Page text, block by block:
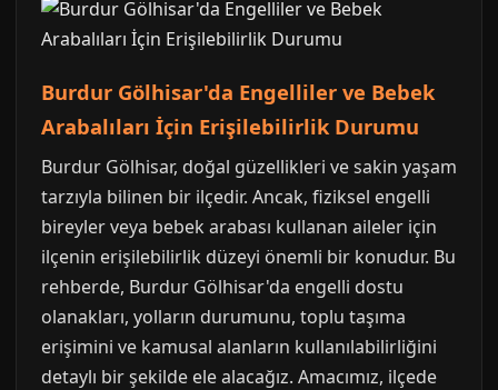
Burdur Gölhisar'da Engelliler ve Bebek
Arabalıları İçin Erişilebilirlik Durumu
Burdur Gölhisar, doğal güzellikleri ve sakin yaşam
tarzıyla bilinen bir ilçedir. Ancak, fiziksel engelli
bireyler veya bebek arabası kullanan aileler için
ilçenin erişilebilirlik düzeyi önemli bir konudur. Bu
rehberde, Burdur Gölhisar'da engelli dostu
olanakları, yolların durumunu, toplu taşıma
erişimini ve kamusal alanların kullanılabilirliğini
detaylı bir şekilde ele alacağız. Amacımız, ilçede